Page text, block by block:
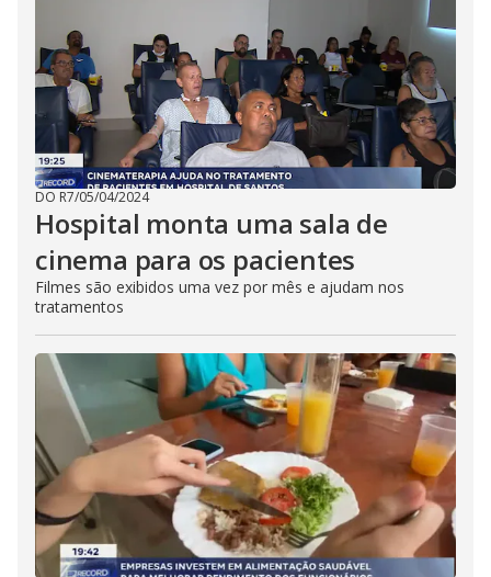
DO R7/05/04/2024
Hospital monta uma sala de
cinema para os pacientes
Filmes são exibidos uma vez por mês e ajudam nos
tratamentos